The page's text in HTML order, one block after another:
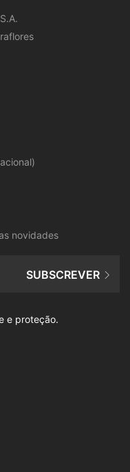
novidades
e proteção.
SUBSCREVER